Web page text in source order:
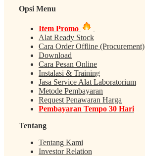
Opsi Menu
Item Promo
Alat Ready Stock
Cara Order Offline (Procurement)
Download
Cara Pesan Online
Instalasi & Training
Jasa Service Alat Laboratorium
Metode Pembayaran
Request Penawaran Harga
Pembayaran Tempo 30 Hari
Tentang
Tentang Kami
Investor Relation